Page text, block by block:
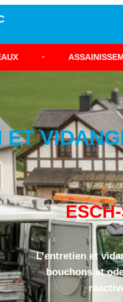
ASSAINISSEMENT NON
ET
L’entretien et
bouchons et